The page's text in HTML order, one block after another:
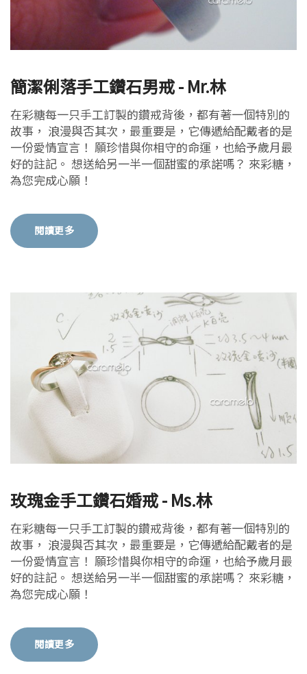
簡潔俐落手工鑽石男戒 - Mr.林
在彩糖每一只手工訂製的鑽戒背後，都有著一個特別的
故事， 浪漫與否其次，最重要是，它傳遞給配戴者的是
一份愛情宣言！ 願珍惜與你相守的命運，也給予歲月最
好的註記。 想送給另一半一個甜蜜的承諾嗎？ 來彩糖，
為您完成心願！
閱讀更多
玫瑰金手工鑽石婚戒 - Ms.林
在彩糖每一只手工訂製的鑽戒背後，都有著一個特別的
故事， 浪漫與否其次，最重要是，它傳遞給配戴者的是
一份愛情宣言！ 願珍惜與你相守的命運，也給予歲月最
好的註記。 想送給另一半一個甜蜜的承諾嗎？ 來彩糖，
為您完成心願！
閱讀更多